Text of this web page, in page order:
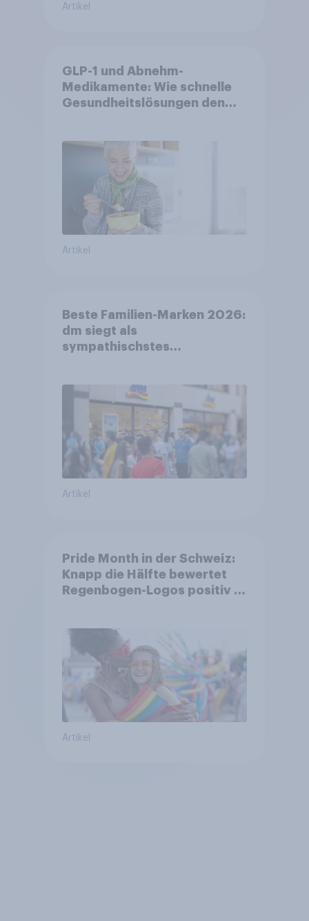
Artikel
GLP-1 und Abnehm-
Medikamente: Wie schnelle
Gesundheitslösungen den
Artikel
Beste Familien-Marken 2026:
dm siegt als
sympathischstes
Artikel
Pride Month in der Schweiz:
Knapp die Hälfte bewertet
Regenbogen-Logos positiv –
Artikel